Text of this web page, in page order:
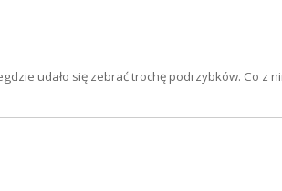
udało się zebrać trochę podrzybków. Co z